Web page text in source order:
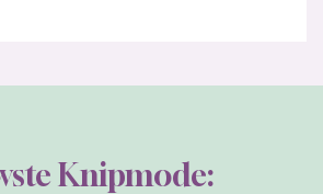
Knipmode: